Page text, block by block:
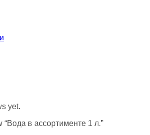
yet.
“Вода в ассортименте 1 л.”